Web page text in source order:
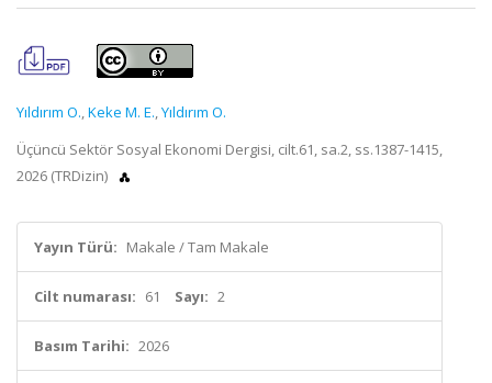
Yıldırım O.,Keke M. E.,Yıldırım O.
Üçüncü Sektör Sosyal Ekonomi Dergisi, cilt.61, sa.2, ss.1387-1415,
2026 (TRDizin)
Yayın Türü: Makale / Tam Makale
Cilt numarası: 61 Sayı: 2
Basım Tarihi: 2026